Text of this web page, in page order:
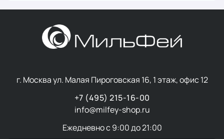
Широкий спектр действия.Вы можете найти
в разнообразных линейках бренда.
Космецевтика нового поколения.Селверт
регенерации и омоложения.
Натуральные ингредиенты.
используются термальные воды Швейцарских
Альп и Пиренеев, соль Мертвого моря, водоросли
и органический торф.
г. Москва ул. Малая Пироговская 16, 1 этаж, офис 12
+7 (495) 215-16-00
info@milfey-shop.ru
Ежедневно с 9:00 до 21:00